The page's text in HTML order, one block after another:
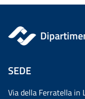
SEDE
Via della Ferratella in